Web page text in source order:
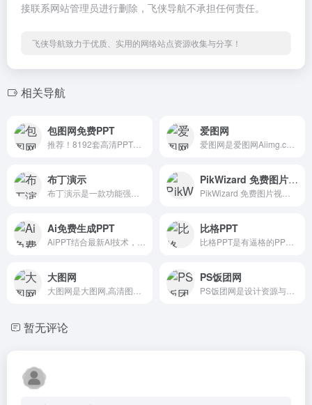
接联系网站管理员进行删除，飞侠导航不承担任何责任。
飞侠导航致力于优质、实用的网络站点资源收集与分享！
相关导航
包图网免费PPT 爱图网
布丁演示 PikWizard 免费图片视频素材
Ai免费生成PPT 比格PPT
大图网 PS饭团网
暂无评论